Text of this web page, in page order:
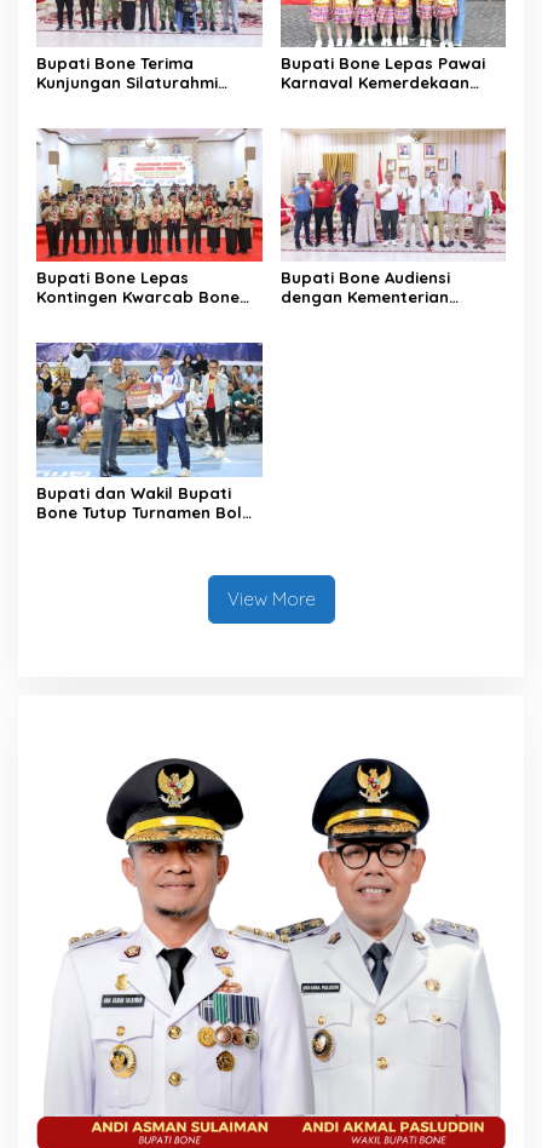
Bupati Bone Terima
Kunjungan Silaturahmi
Bupati Bone Lepas Pawai
Karnaval Kemerdekaan
Bupati Bone Lepas
Kontingen Kwarcab Bone
Bupati Bone Audiensi
dengan Kementerian
Bupati dan Wakil Bupati
Bone Tutup Turnamen Bola
View More